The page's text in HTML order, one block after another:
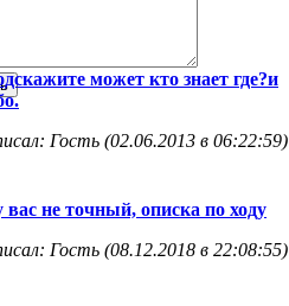
может кто знает где?и
Гость (02.06.2013 в 06:22:59)
вас не точный, описка по ходу
Гость (08.12.2018 в 22:08:55)